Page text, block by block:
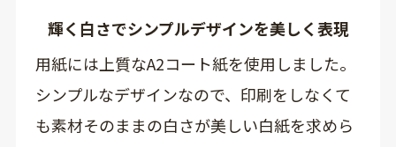
輝く白さでシンプルデザインを美しく表現
用紙には上質なA2コート紙を使用しました。
シンプルなデザインなので、印刷をしなくて
も素材そのままの白さが美しい白紙を求めら